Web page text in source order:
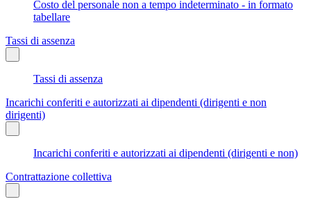
Costo del personale non a tempo indeterminato - in formato
tabellare
Tassi di assenza
Tassi di assenza
Incarichi conferiti e autorizzati ai dipendenti (dirigenti e non
dirigenti)
Incarichi conferiti e autorizzati ai dipendenti (dirigenti e non)
Contrattazione collettiva